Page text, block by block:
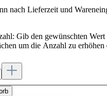
nach Lieferzeit und
Gib den gewünschten Wert
um die Anzahl zu erhöhen